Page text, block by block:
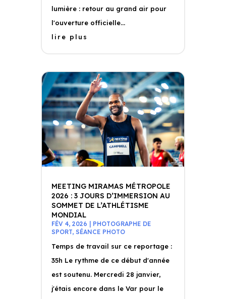
lumière : retour au grand air pour
l'ouverture officielle...
lire plus
MEETING MIRAMAS MÉTROPOLE
2026 : 3 JOURS D’IMMERSION AU
SOMMET DE L’ATHLÉTISME
MONDIAL
FÉV 4, 2026
PHOTOGRAPHE DE
SPORT, SÉANCE PHOTO
Temps de travail sur ce reportage :
35h Le rythme de ce début d'année
est soutenu. Mercredi 28 janvier,
j'étais encore dans le Var pour le